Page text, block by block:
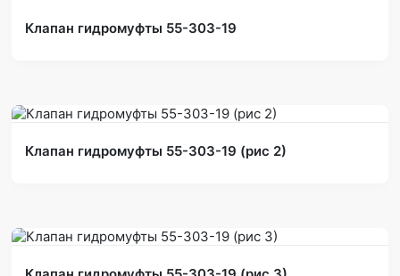
Клапан гидромуфты 55-303-19
Клапан гидромуфты 55-303-19 (рис 2)